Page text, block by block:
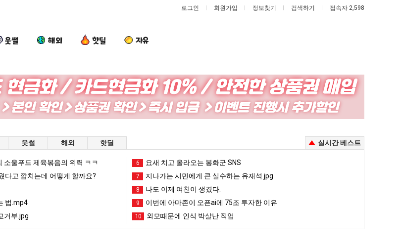
로그인 회원가입 정보찾기 검색하기 접속자 2,598
웃썰 해외 핫딜 자유
모
외모때문에 인식 박살난 직업
양
산
온
닷
새
째
양산 기온 닷새째 40도 넘겨…‘최고기온 42도 가능성도’
08.05
가던 장사를 살려낸 남자의 소울푸드 제육볶음의 위력 ㅋㅋ
08.05
모때문에 인식 박살난 직업
마 요새는 꺄! 를 어떻게 쓰는지 알아?
새 치고 올라오는 봉화군 SNS
망
해
던
장
망해가던 장사를 살려낸 남자의 소울푸드 제육볶음의 위력 ㅋㅋ
즘
있
다
는
초
08.05
세계 담배 시총 TOP 15
08.05
드디어 정복했다는 시각장애 근황
08.05
나도 이제 여친이 생겼다.
08.05
카톡 프사 때문에 엄마한테 혼남;;
08.05
여러분 13살짜리가 복싱 좀 배웠다고 깝치는데 어떻게 할까요?
도
여
친
이
겼
마
는
엄마 요새는 꺄! 를 어떻게 쓰는지 알아?
퇴사했다!!!!
서울 토박이 안재현 "왜 서울로 독립해?"
이번에 아마존이 오픈ai에 75조 투자한 이유
백종원이 알려주는 가장 최악의 창업과정 .JPG
웃썰 해외 핫딜 실시간 베스트
소울푸드 제육볶음의 위력 ㅋㅋ
다고 깝치는데 어떻게 할까요?
법.mp4
거부.jpg
6 요새 치고 올라오는 봉화군 SNS
7 지나가는 시민에게 큰 실수하는 유재석.jpg
8 나도 이제 여친이 생겼다.
9 이번에 아마존이 오픈ai에 75조 투자한 이유
10 외모때문에 인식 박살난 직업